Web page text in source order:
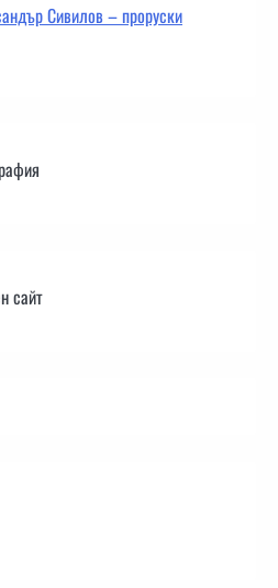
Сивилов – проруски
сайт